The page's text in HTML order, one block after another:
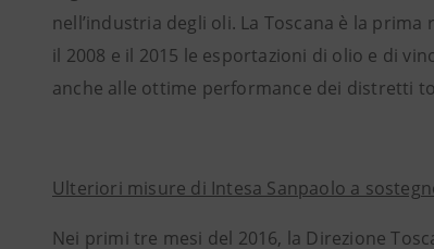
nell’industria degli oli. La Toscana è la
il 2008 e il 2015 le esportazioni di olio e di
anche alle ottime performance dei distretti
Ulteriori misure di Intesa Sanpaolo a
Nei primi tre mesi del 2016, la Direzione